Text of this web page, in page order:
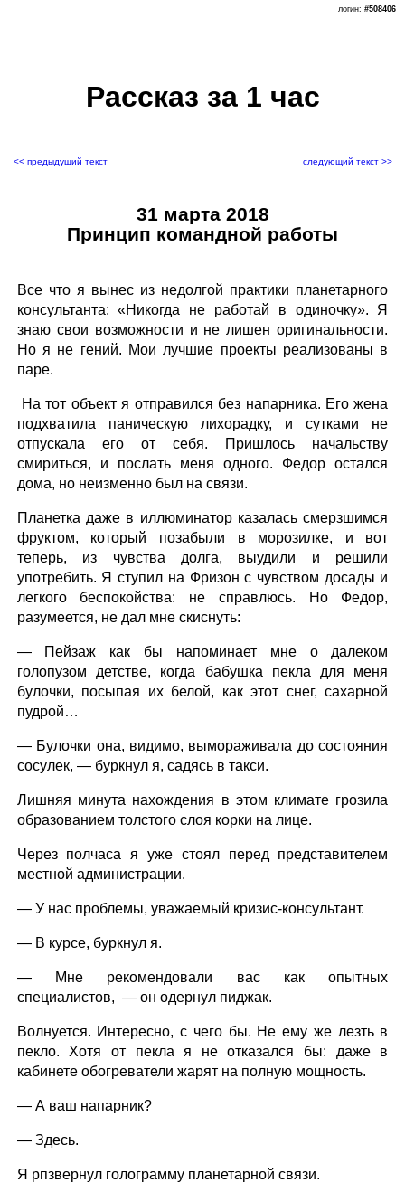
Рассказ за 1 час
логин: #508406
<< предыдущий текст следующий текст >>
31 марта 2018
Принцип командной работы
Все что я вынес из недолгой практики планетарного
консультанта: «Никогда не работай в одиночку». Я
знаю свои возможности и не лишен оригинальности.
Но я не гений. Мои лучшие проекты реализованы в
паре.
На тот объект я отправился без напарника. Его жена
подхватила паническую лихорадку, и сутками не
отпускала его от себя. Пришлось начальству
смириться, и послать меня одного. Федор остался
дома, но неизменно был на связи.
Планетка даже в иллюминатор казалась смерзшимся
фруктом, который позабыли в морозилке, и вот
теперь, из чувства долга, выудили и решили
употребить. Я ступил на Фризон с чувством досады и
легкого беспокойства: не справлюсь. Но Федор,
разумеется, не дал мне скиснуть:
— Пейзаж как бы напоминает мне о далеком
голопузом детстве, когда бабушка пекла для меня
булочки, посыпая их белой, как этот снег, сахарной
пудрой…
— Булочки она, видимо, вымораживала до состояния
сосулек, — буркнул я, садясь в такси.
Лишняя минута нахождения в этом климате грозила
образованием толстого слоя корки на лице.
Через полчаса я уже стоял перед представителем
местной администрации.
— У нас проблемы, уважаемый кризис-консультант.
— В курсе, буркнул я.
— Мне рекомендовали вас как опытных
специалистов, — он одернул пиджак.
Волнуется. Интересно, с чего бы. Не ему же лезть в
пекло. Хотя от пекла я не отказался бы: даже в
кабинете обогреватели жарят на полную мощность.
— А ваш напарник?
— Здесь.
Я рпзвернул голограмму планетарной связи.